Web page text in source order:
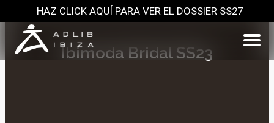
HAZ CLICK AQUÍ PARA VER EL DOSSIER SS27
Ibimoda Bridal SS23